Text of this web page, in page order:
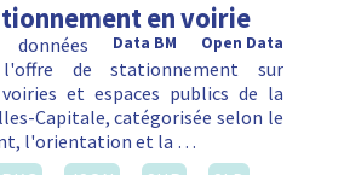
en voirie
Open Data
Data BM
de stationnement sur
et espaces publics de la
Capitale, catégorisée selon le
l'orientation et la …